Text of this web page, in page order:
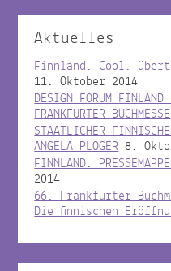
Aktuelles
Finnland. Cool.
11. Oktober 2014
DESIGN FORUM
FRANKFURTER BUCHMESSE
STAATLICHER
ANGELA PLÖGER 8.
FINNLAND.
2014
66. Frankfurter
Die finnischen